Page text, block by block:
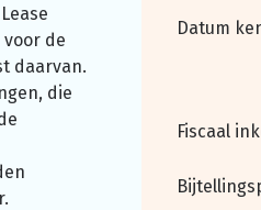
de
daarvan.
die
Datum
Fiscaal